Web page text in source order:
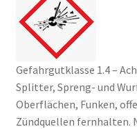
Gefahrgutklasse 1.4 –
Splitter, Spreng- und
Oberflächen, Funken,
Zündquellen fernhalten.